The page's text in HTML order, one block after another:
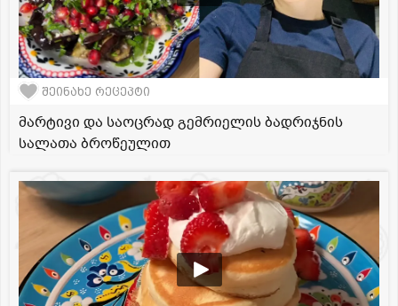
შეინახე რეცეპტი
მარტივი და საოცრად გემრიელის ბადრიჯნის
სალათა ბროწეულით